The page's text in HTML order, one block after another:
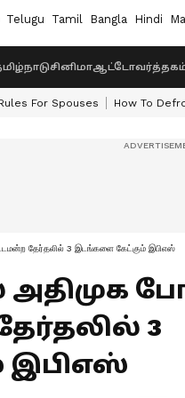
Telugu Tamil Bangla Hindi
சினிமாஆட்டோ
For Spouses How To
தேர்தலில் 3 இடங்களை கேட்கும் இபிஎஸ்
3
இபிஎஸ்